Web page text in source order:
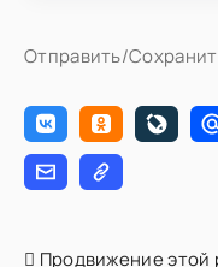
Отправить/
Продвижение этой